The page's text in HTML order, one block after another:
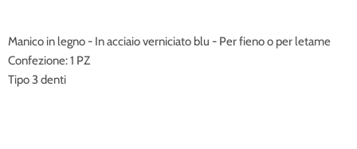
Manico in legno - In acciaio verniciato blu - Per fieno o per letame
Confezione: 1 PZ
Tipo 3 denti